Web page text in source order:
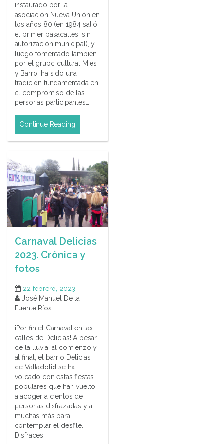
instaurado por la
asociación Nueva Unión en
los años 80 (en 1984 salió
el primer pasacalles, sin
autorización municipal), y
luego fomentado también
por el grupo cultural Mies
y Barro, ha sido una
tradición fundamentada en
el compromiso de las
personas participantes…
Continue Reading
Carnaval Delicias
2023. Crónica y
fotos
22 febrero, 2023
José Manuel De la
Fuente Ríos
¡Por fin el Carnaval en las
calles de Delicias! A pesar
de la lluvia, al comienzo y
al final, el barrio Delicias
de Valladolid se ha
volcado con estas fiestas
populares que han vuelto
a acoger a cientos de
personas disfrazadas y a
muchas más para
contemplar el desfile.
Disfraces…